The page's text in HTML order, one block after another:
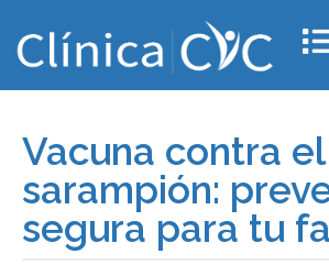
Vacuna contra el
sarampión:
segura para tu